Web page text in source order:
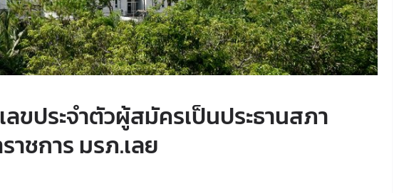
ลขประจำตัวผู้สมัครเป็นประธานสภา
าชการ มรภ.เลย